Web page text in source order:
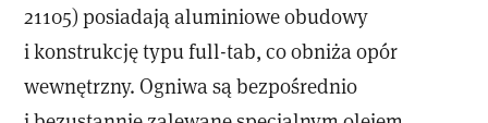
21105) posiadają aluminiowe obudowy
i konstrukcję typu full-tab, co obniża opór
wewnętrzny. Ogniwa są bezpośrednio